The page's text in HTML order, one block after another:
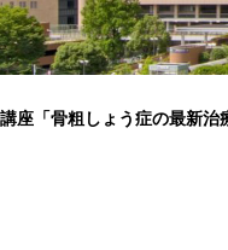
座「骨粗しょう症の最新治